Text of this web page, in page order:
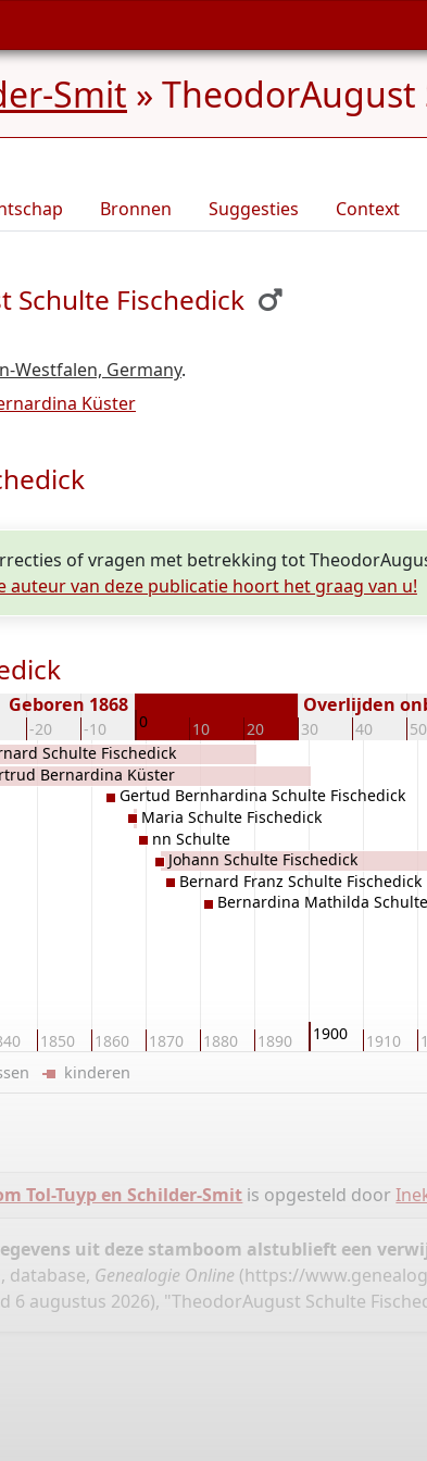
Smit » TheodorAugust
Bronnen Suggesties Context
Schulte Fischedick
Westfalen, Germany.
Küster
of vragen met betrekking tot
auteur van deze publicatie hoort het graag van u!
-20 -10 0 10 20 30 40 50
Geboren 1868 Overlijden
1850 1860 1870 1880 1890 1900 1910
Schulte Fischedick
Bernardina Küster
Gertud Bernhardina Schulte Fischedick
Maria Schulte Fischedick
nn Schulte
Johann Schulte Fischedick
Bernard Franz Schulte Fischedick
Bernardina Mathilda
kinderen
Tol-Tuyp en Schilder-Smit is opgesteld door
uit deze stamboom alstublieft een
database, Genealogie Online (https://
6 augustus 2026), "TheodorAugust Schulte